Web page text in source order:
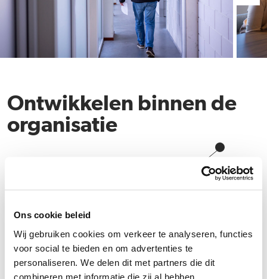
Ons cookie beleid
Wij gebruiken cookies om verkeer te analyseren, functies
voor social te bieden en om advertenties te
personaliseren. We delen dit met partners die dit
combineren met informatie die zij al hebben.
Ontwikkelen binnen de
organisatie